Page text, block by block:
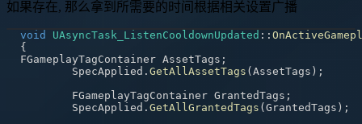
如果存在, 那么拿到所需要的时间根据相关设置广播
void UAsyncTask_ListenCooldownUpdated ::
{
FGameplayTagContainer AssetTags ;
	SpecApplied
. GetAllAssetTags ( AssetTags ) ;
	FGameplayTagContainer GrantedTags
;
	SpecApplied
. GetAllGrantedTags ( GrantedTags ) ;